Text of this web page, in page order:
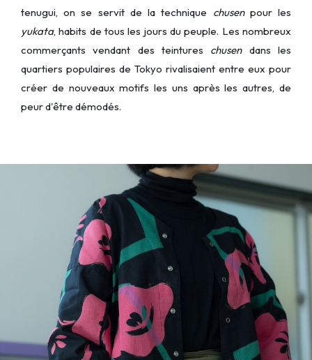
tenugui, on se servit de la technique chusenpour les
yukata, habits de tous les jours du peuple. Les nombreux
commerçants vendant des teintures chusendans les
quartiers populaires de Tokyo rivalisaient entre eux pour
créer de nouveaux motifs les uns après les autres, de
peur d'être démodés.